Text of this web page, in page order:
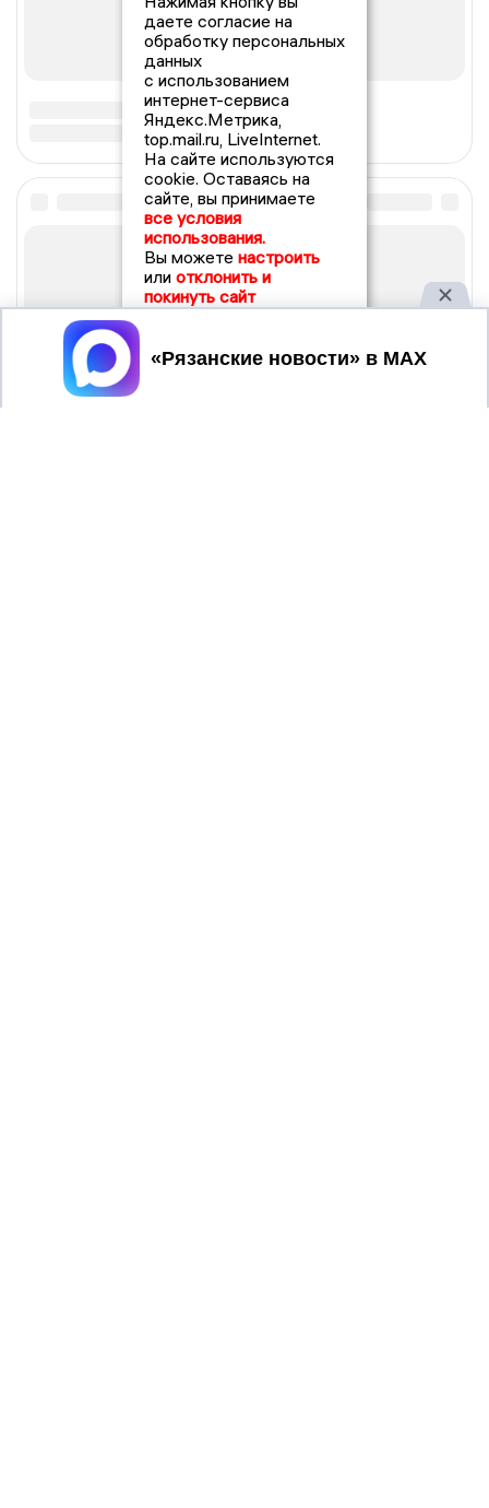
даете согласие на
обработку персональных
данных
с использованием
интернет-сервиса
Яндекс.Метрика,
top.mail.ru, LiveInternet.
На сайте используются
cookie. Оставаясь на
сайте, вы принимаете
все условия
использования.
Вы можете настроить
или отклонить и
покинуть сайт
Принять